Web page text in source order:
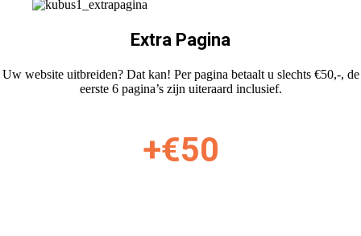
Extra Pagina
Uw website uitbreiden? Dat kan! Per pagina betaalt u slechts €50,-, de
eerste 6 pagina’s zijn uiteraard inclusief.
+€50